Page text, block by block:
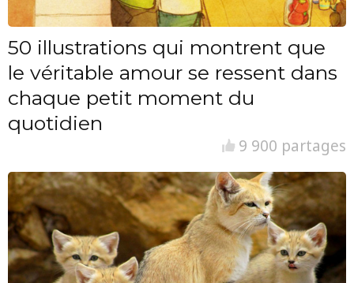
50 illustrations qui montrent que
le véritable amour se ressent dans
chaque petit moment du
quotidien
9 900 partages